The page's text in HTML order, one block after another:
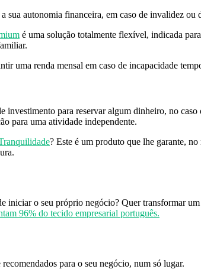
sua autonomia financeira, em caso de invalidez ou
é uma solução totalmente flexível, indicada
uma renda mensal em caso de incapacidade
investimento para reservar algum dinheiro, no
para uma atividade independente.
? Este é um produto que lhe garante,
iniciar o seu próprio negócio? Quer transformar
96% do tecido empresarial português.
para o seu negócio, num só lugar.